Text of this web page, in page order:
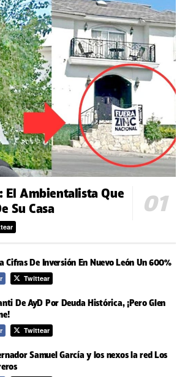
El Ambientalista Que
Su Casa
Cifras De Inversión En Nuevo León Un 600%
Twittear
De AyD Por Deuda Histórica, ¡Pero Glen
Twittear
Samuel García y los nexos la red Los